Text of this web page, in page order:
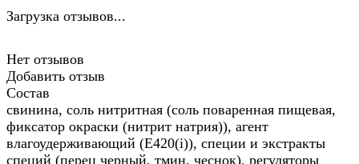
Загрузка отзывов...
Нет отзывов
Добавить отзыв
Состав
свинина, соль нитритная (соль поваренная пищевая,
фиксатор окраски (нитрит натрия)), агент
влагоудерживающий (Е420(i)), специи и экстракты
специй (перец черный, тмин, чеснок), регуляторы